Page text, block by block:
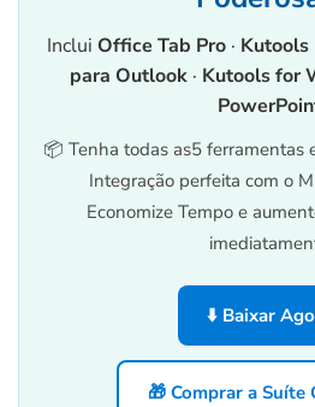
Inclui Office Tab Pro · Kutools
para Outlook · Kutools for
📦 Tenha todas as5 ferramentas
Integração perfeita com o
Economize Tempo e
⬇️ Baixar
🎁 Comprar a Suíte